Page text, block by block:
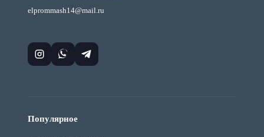
elprommash14@mail.ru
Популярное